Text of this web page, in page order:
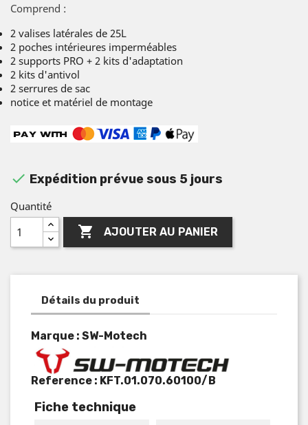
Comprend :
2 valises latérales de 25L
2 poches intérieures imperméables
2 supports PRO + 2 kits d'adaptation
2 kits d'antivol
2 serrures de sac
notice et matériel de montage
 Expédition prévue sous 5 jours
Quantité
 AJOUTER AU PANIER
Détails du produit
Marque : SW-Motech
Reference : KFT.01.070.60100/B
Fiche technique